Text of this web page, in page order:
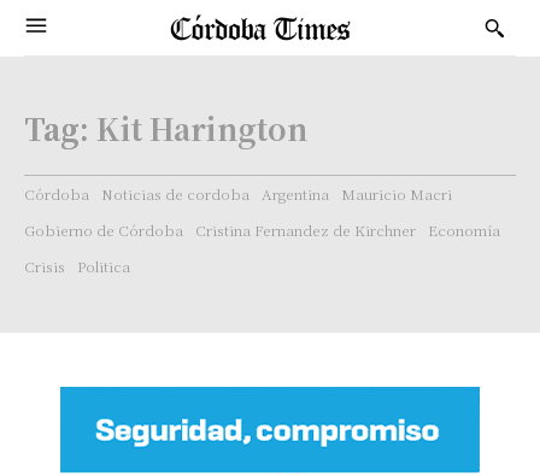
Tag: Kit Harington
Córdoba Noticias de cordoba Argentina
Mauricio Macri
Gobierno de Córdoba
Cristina Fernandez de Kirchner
Economía
Crisis
Politica